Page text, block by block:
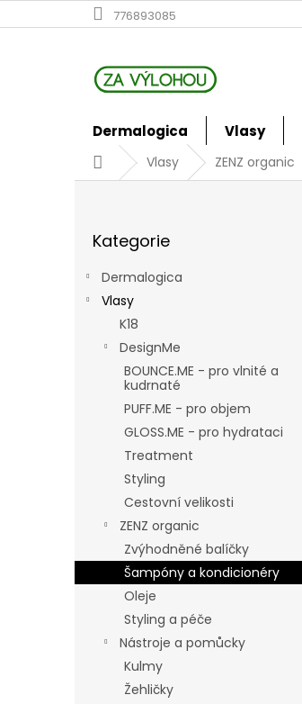
na
776893085
Dermalogica Vlasy
DomůVlasy ZENZ organic
kategorie
Kategorie
Dermalogica
Vlasy
K18
DesignMe
BOUNCE.ME - pro vlnité a
kudrnaté
PUFF.ME - pro objem
GLOSS.ME - pro hydrataci
Treatment
Styling
Cestovní velikosti
ZENZ organic
Zvýhodněné balíčky
Šampóny a kondicionéry
Oleje
Styling a péče
Nástroje a pomůcky
Kulmy
Žehličky